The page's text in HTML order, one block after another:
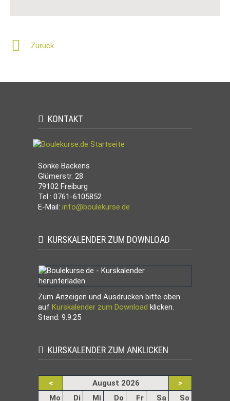
Zurück
KONTAKT
Sönke Backens
Glümerstr. 28
79102 Freiburg
Tel.: 0761-6105852
E-Mail: info@boulekurse.de
KURSKALENDER ZUM DOWNLOAD
Zum Anzeigen und Ausdrucken bitte oben
auf Kurskalender zum Download klicken.
Stand: 9.9.25
KURSKALENDER ZUM ANKLICKEN
< August 2026
>
Mo ntagDi enstag
Mi ttwoch
Do nnerstag
FreitagSa mstag
So